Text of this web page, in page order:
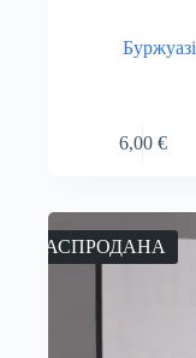
6,00 €
РАСПРОДАНА